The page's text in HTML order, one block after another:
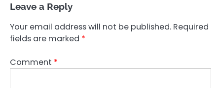
Leave a Reply
Your email address will not be published. Required
fields are marked *
Comment *